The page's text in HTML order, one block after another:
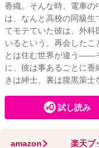
香織。そんな時、電車
は、なんと高校の同級生
てモテていた彼は、外科
いるという。再会した
とは住む世界が違う――
に、彼は事あるごとに
きは紳士、裏は腹黒策士
試し読み
amazon 楽天ブ